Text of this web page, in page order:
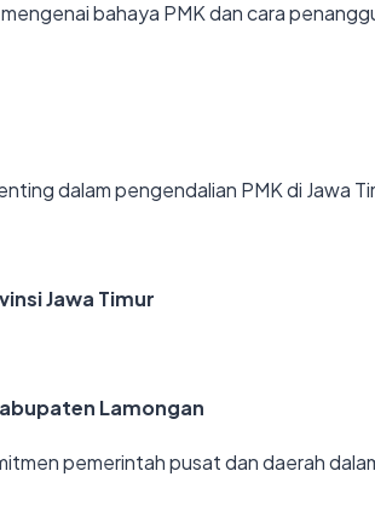
bahaya PMK dan cara
dalam pengendalian PMK di Jawa
Jawa Timur
Lamongan
pemerintah pusat dan daerah